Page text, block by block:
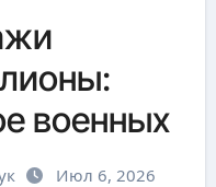
военных
Июл 6, 2026